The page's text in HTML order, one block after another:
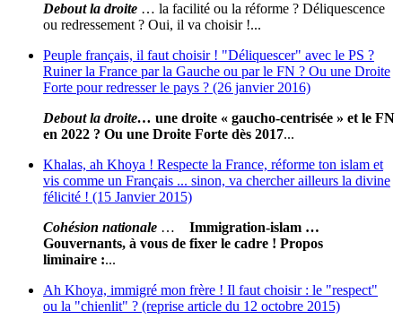
Debout la droite … la facilité ou la réforme ? Déliquescence
ou redressement ? Oui, il va choisir !...
Peuple français, il faut choisir ! "Déliquescer" avec le PS ?
Ruiner la France par la Gauche ou par le FN ? Ou une Droite
Forte pour redresser le pays ? (26 janvier 2016)
Debout la droite… une droite « gaucho-centrisée » et le FN
en 2022 ? Ou une Droite Forte dès 2017...
Khalas, ah Khoya ! Respecte la France, réforme ton islam et
vis comme un Français ... sinon, va chercher ailleurs la divine
félicité ! (15 Janvier 2015)
Cohésion nationale … Immigration-islam …
Gouvernants, à vous de fixer le cadre ! Propos
liminaire :...
Ah Khoya, immigré mon frère ! Il faut choisir : le "respect"
ou la "chienlit" ? (reprise article du 12 octobre 2015)